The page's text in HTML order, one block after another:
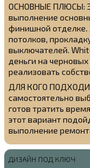
ОСНОВНЫЕ ПЛЮСЫ:
выполнение
финишной отделке.
потолков,
выключателей.
деньги на
реализовать
ДЛЯ КОГО
самостоятельно
готов тратить
этот вариант
выполнение
ДИЗАЙН ПОД КЛЮЧ